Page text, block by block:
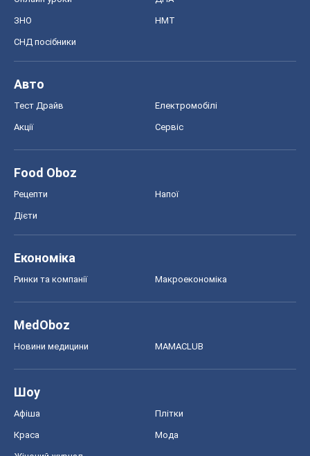
ЗНО НМТ
СНД посібники
Авто
Тест Драйв Електромобілі
Акції Сервіс
Food Oboz
Рецепти Напої
Дієти
Економіка
Ринки та компанії Макроекономіка
MedOboz
Новини медицини MAMACLUB
Шоу
Афіша Плітки
Краса Мода